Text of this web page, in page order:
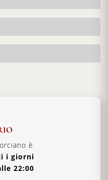
è
i giorni
22:00